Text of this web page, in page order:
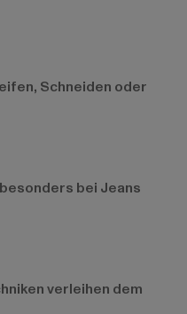
Schneiden oder
bei Jeans
verleihen dem